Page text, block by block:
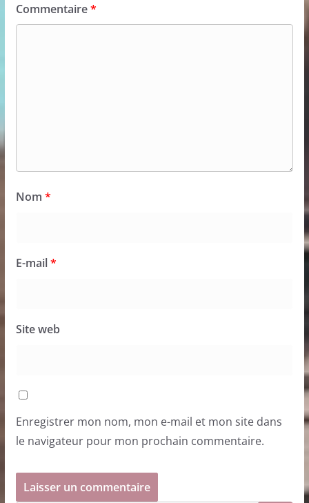
Commentaire*
Nom *
E-mail*
Site web
Enregistrer mon nom, mon e-mail et mon site dans
le navigateur pour mon prochain commentaire.